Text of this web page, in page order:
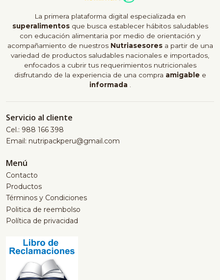
La primera plataforma digital especializada en
superalimentosque busca establecer hábitos saludables
con educación alimentaria por medio de orientación y
acompañamiento de nuestros Nutriasesores a partir de una
variedad de productos saludables nacionales e importados,
enfocados a cubrir tus requerimientos nutricionales
disfrutando de la experiencia de una compra amigable e
informada
Servicio al cliente
Cel.: 988 166 398
Email: nutripackperu@gmail.com
Menú
Contacto
Productos
Términos y Condiciones
Politica de reembolso
Política de privacidad